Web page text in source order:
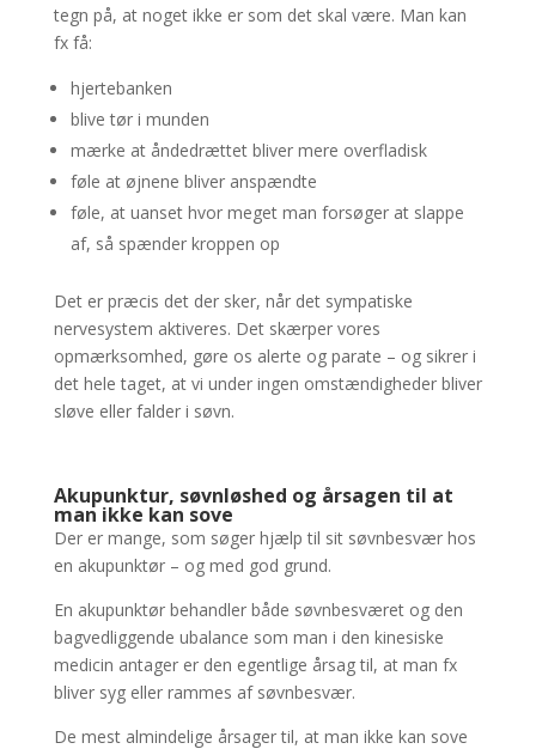
tegn på, at noget ikke er som det skal være. Man kan
fx få:
hjertebanken
blive tør i munden
mærke at åndedrættet bliver mere overfladisk
føle at øjnene bliver anspændte
føle, at uanset hvor meget man forsøger at slappe
af, så spænder kroppen op
Det er præcis det der sker, når det sympatiske
nervesystem aktiveres. Det skærper vores
opmærksomhed, gøre os alerte og parate – og sikrer i
det hele taget, at vi under ingen omstændigheder bliver
sløve eller falder i søvn.
Akupunktur, søvnløshed og årsagen til at
man ikke kan sove
Der er mange, som søger hjælp til sit søvnbesvær hos
en akupunktør – og med god grund.
En akupunktør behandler både søvnbesværet og den
bagvedliggende ubalance som man i den kinesiske
medicin antager er den egentlige årsag til, at man fx
bliver syg eller rammes af søvnbesvær.
De mest almindelige årsager til, at man ikke kan sove